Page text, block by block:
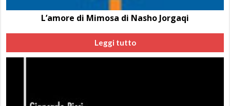
L’amore di Mimosa di Nasho Jorgaqi
Leggi tutto